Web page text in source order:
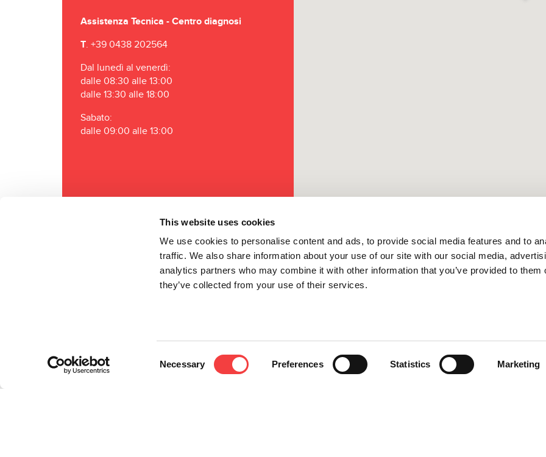
This website uses cookies
We use cookies to personalise content and ads, to provide social media features and to
traffic. We also share information about your use of our site with our social media,
analytics partners who may combine it with other information that you’ve provided to them
they’ve collected from your use of their services.
Necessary Preferences Statistics Marketing
Assistenza Tecnica - Centro diagnosi
T. +39 0438 202564
Dal lunedì al venerdì:
dalle 08:30 alle 13:00
dalle 13:30 alle 18:00
Sabato:
dalle 09:00 alle 13:00